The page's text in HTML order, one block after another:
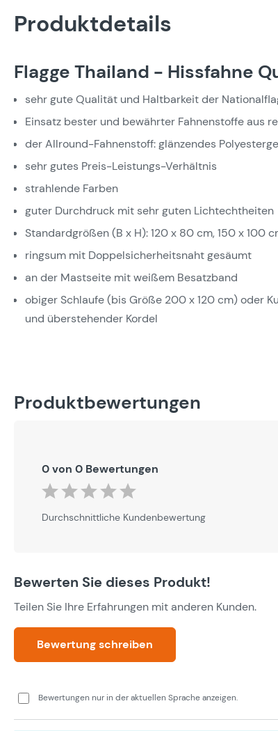
Produktdetails
Flagge Thailand - Hissfahne
sehr gute Qualität und Haltbarkeit der
Einsatz bester und bewährter Fahnenstoffe aus
der Allround-Fahnenstoff: glänzendes
sehr gutes Preis-Leistungs-Verhältnis
strahlende Farben
guter Durchdruck mit sehr guten Lichtechtheiten
Standardgrößen (B x H): 120 x 80 cm, 150 x 100
ringsum mit Doppelsicherheitsnaht gesäumt
an der Mastseite mit weißem Besatzband
obiger Schlaufe (bis Größe 200 x 120 cm) oder
und überstehender Kordel
Produktbewertungen
0 von 0 Bewertungen
Durchschnittliche Bewertung von 0 von 5
Durchschnittliche Kundenbewertung
Bewerten Sie dieses Produkt!
Teilen Sie Ihre Erfahrungen mit anderen Kunden.
Bewertung schreiben
Bewertungen nur in der aktuellen Sprache anzeigen.